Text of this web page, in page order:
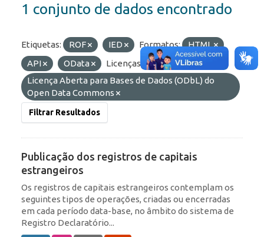
1 conjunto de dados encontrado
Etiquetas: ROF IED Formatos:
HTML
API
OData
Licenças:
Licença Aberta para Bases de Dados (ODbL) do
Open Data Commons
Filtrar Resultados
Publicação dos registros de capitais
estrangeiros
Os registros de capitais estrangeiros contemplam os
seguintes tipos de operações, criadas ou encerradas
em cada período data-base, no âmbito do sistema de
Registro Declaratório...